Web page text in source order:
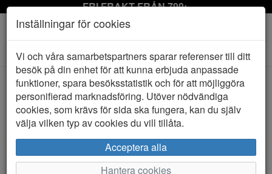
FRI FRAKT FRÅN 799:-
Toggle
navigation
HEM RÅÅ DESIGN
Inställningar för cookies
Vi och våra samarbetspartners sparar referenser till ditt
besök på din enhet för att kunna erbjuda anpassade
funktioner, spara besöksstatistik och för att möjliggöra
personifierad marknadsföring. Utöver nödvändiga
cookies, som krävs för sida ska fungera, kan du själv
välja vilken typ av cookies du vill tillåta.
Acceptera alla
Hantera cookies